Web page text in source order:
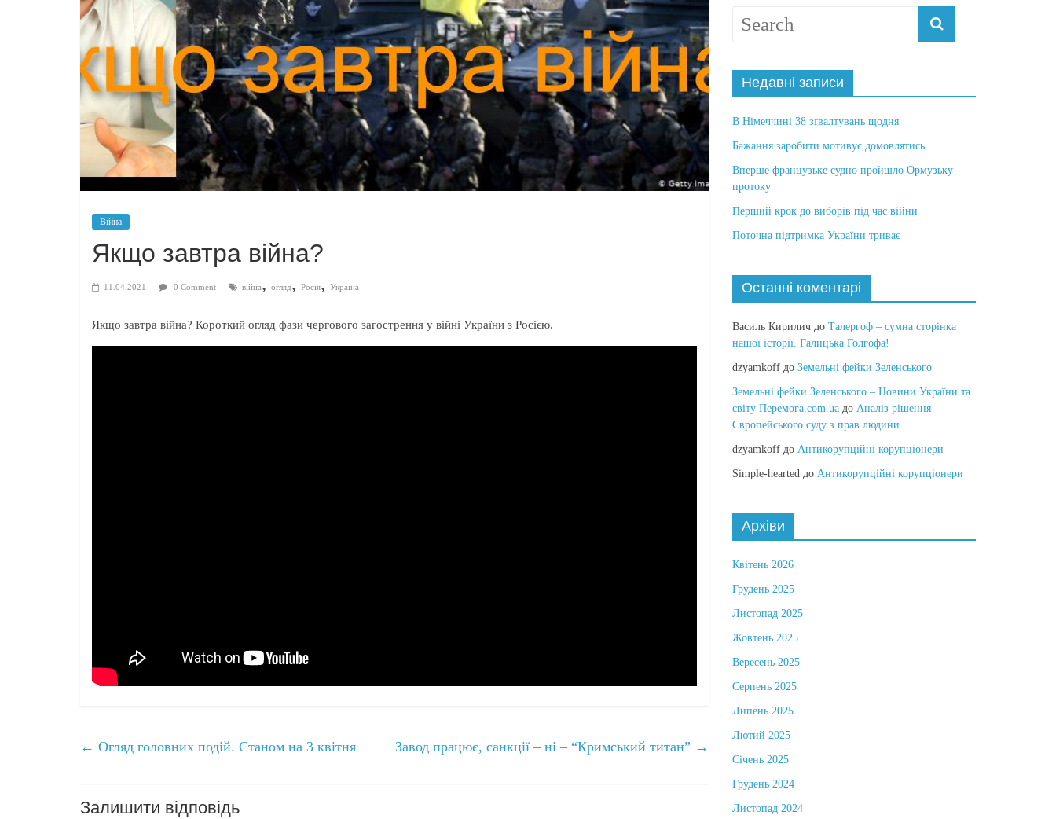
Війна
Якщо завтра війна?
11.04.2021 0 Comment війна, огляд, Росія, Україна
Якщо завтра війна? Короткий огляд фази чергового загострення у війні України з Росією.
← Огляд головних подій. Станом на 3 квітня Завод працює, санкції – ні – “Кримський титан” →
Залишити відповідь
Недавні записи
В Німеччині 38 зґвалтувань щодня
Бажання заробити мотивує домовлятись
Вперше французьке судно пройшло Ормузьку
протоку
Перший крок до виборів під час війни
Поточна підтримка України триває
Останні коментарі
Василь Кирилич до Талергоф – сумна сторінка
нашої історії. Галицька Голгофа!
dzyamkoff до Земельні фейки Зеленського
Земельні фейки Зеленського – Новини України та
світу Перемога.com.ua до Аналіз рішення
Європейського суду з прав людини
dzyamkoff до Антикорупційні корупціонери
Simple-hearted до Антикорупційні корупціонери
Архіви
Квітень 2026
Грудень 2025
Листопад 2025
Жовтень 2025
Вересень 2025
Серпень 2025
Липень 2025
Лютий 2025
Січень 2025
Грудень 2024
Листопад 2024